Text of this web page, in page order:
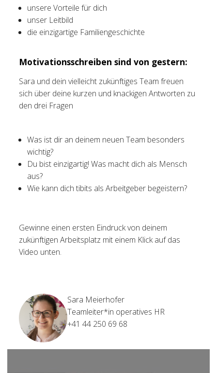
unsere Vorteile für dich
unser Leitbild
die einzigartige Familiengeschichte
Motivationsschreiben sind von gestern:
Sara und dein vielleicht zukünftiges Team freuen
sich über deine kurzen und knackigen Antworten zu
den drei Fragen
Was ist dir an deinem neuen Team besonders
wichtig?
Du bist einzigartig! Was macht dich als Mensch
aus?
Wie kann dich tibits als Arbeitgeber begeistern?
Gewinne einen ersten Eindruck von deinem
zukünftigen Arbeitsplatz mit einem Klick auf das
Video unten.
Sara Meierhofer
Teamleiter*in operatives HR
+41 44 250 69 68